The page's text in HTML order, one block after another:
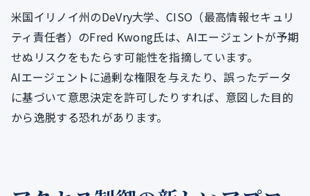
米国イリノイ州のDeVry大学、CISO（最高情報セキュリ
ティ責任者）のFred Kwong氏は、AIエージェントが予期
せぬリスクをもたらす可能性を指摘しています。
AIエージェントに過剰な権限を与えたり、誤ったデータ
に基づいて意思決定を許可したりすれば、意図した目的
から逸脱する恐れがあります。